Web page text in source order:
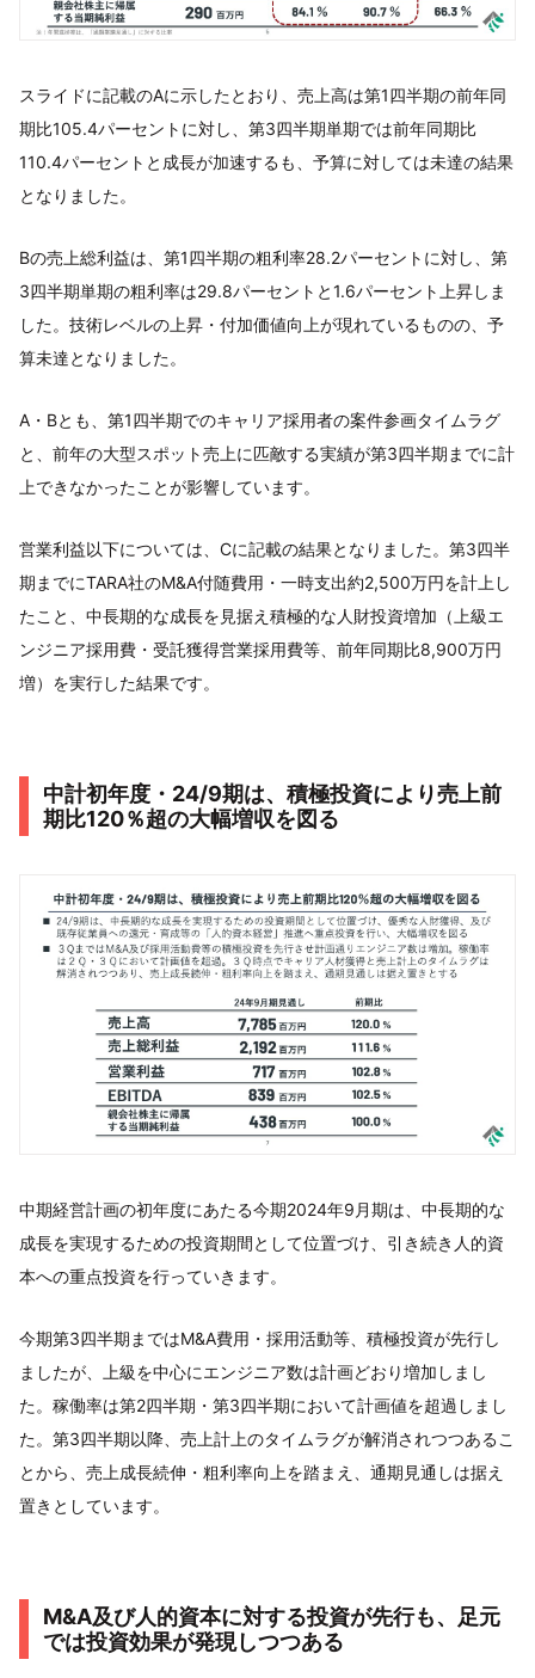
スライドに記載のAに示したとおり、売上高は第1四半期の前年同
期比105.4パーセントに対し、第3四半期単期では前年同期比
110.4パーセントと成長が加速するも、予算に対しては未達の結果
となりました。
Bの売上総利益は、第1四半期の粗利率28.2パーセントに対し、第
3四半期単期の粗利率は29.8パーセントと1.6パーセント上昇しま
した。技術レベルの上昇・付加価値向上が現れているものの、予
算未達となりました。
A・Bとも、第1四半期でのキャリア採用者の案件参画タイムラグ
と、前年の大型スポット売上に匹敵する実績が第3四半期までに計
上できなかったことが影響しています。
営業利益以下については、Cに記載の結果となりました。第3四半
期までにTARA社のM&A付随費用・一時支出約2,500万円を計上し
たこと、中長期的な成長を見据え積極的な人財投資増加（上級エ
ンジニア採用費・受託獲得営業採用費等、前年同期比8,900万円
増）を実行した結果です。
中計初年度・24/9期は、積極投資により売上前
期比120％超の大幅増収を図る
中期経営計画の初年度にあたる今期2024年9月期は、中長期的な
成長を実現するための投資期間として位置づけ、引き続き人的資
本への重点投資を行っていきます。
今期第3四半期まではM&A費用・採用活動等、積極投資が先行し
ましたが、上級を中心にエンジニア数は計画どおり増加しまし
た。稼働率は第2四半期・第3四半期において計画値を超過しまし
た。第3四半期以降、売上計上のタイムラグが解消されつつあるこ
とから、売上成長続伸・粗利率向上を踏まえ、通期見通しは据え
置きとしています。
M&A及び人的資本に対する投資が先行も、足元
では投資効果が発現しつつある